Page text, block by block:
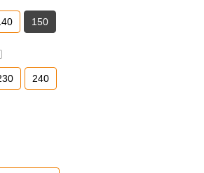
150
240